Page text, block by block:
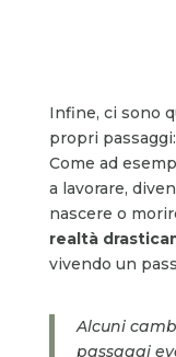
Infine, ci sono
propri passaggi:
Come ad
a lavorare,
nascere o
realtà
vivendo un
Alcuni
passaggi